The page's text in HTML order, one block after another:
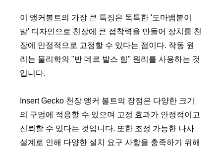
이 앵커볼트의 가장 큰 특징은 독특한 '도마뱀붙이
발' 디자인으로 천장에 큰 접착력을 만들어 장치를 천
장에 안정적으로 고정할 수 있다는 점이다. 작동 원
리는 물리학의 "반 데르 발스 힘" 원리를 사용하는 것
입니다.
Insert Gecko 천장 앵커 볼트의 장점은 다양한 크기
의 구멍에 적응할 수 있으며 고정 효과가 안정적이고
신뢰할 수 있다는 것입니다. 또한 조정 가능한 나사
설계로 인해 다양한 설치 요구 사항을 충족하기 위해